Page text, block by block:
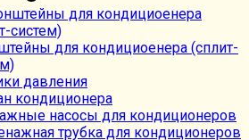
для кондициоенера (сплит-
давления
кондиционера
насосы для кондиционеров